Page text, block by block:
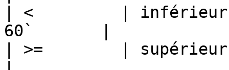
| <         |
60`       |
| >=        | supérieur